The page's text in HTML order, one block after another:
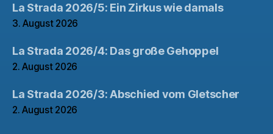
La Strada 2026/5: Ein Zirkus wie damals
3. August 2026
La Strada 2026/4: Das große Gehoppel
2. August 2026
La Strada 2026/3: Abschied vom Gletscher
2. August 2026